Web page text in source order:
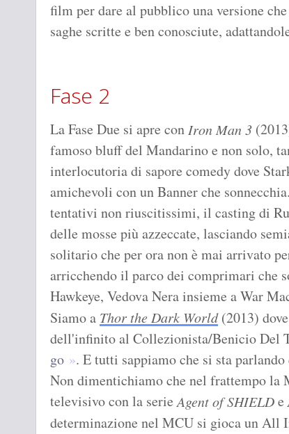
film per dare al pubblico una versione
saghe scritte e ben conosciute,
Fase 2
La Fase Due si apre conIron Man 3
famoso bluff del Mandarino e non solo,
interlocutoria di sapore comedy dove
amichevoli con un Banner che
tentativi non riuscitissimi, il casting di
delle mosse più azzeccate, lasciando
solitario che per ora non è mai arrivato
arricchendo il parco dei comprimari che
Hawkeye, Vedova Nera insieme a War
Siamo a Thor the Dark World(2013)
dell'infinito al Collezionista/Benicio Del
go
. E tutti sappiamo che si sta
Non dimentichiamo che nel frattempo la
televisivo con la serie Agent of SHIELDe
determinazione nel MCU si gioca un All